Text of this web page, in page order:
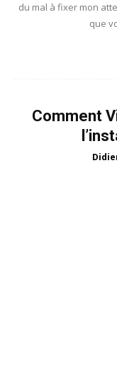
du mal à fixer mon
que
Comment